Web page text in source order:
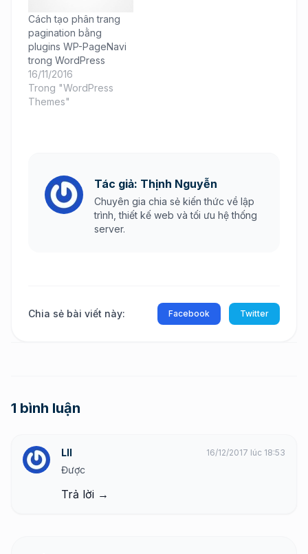
Cách tạo phân trang
pagination bằng
plugins WP-PageNavi
trong WordPress
16/11/2016
Trong "WordPress
Themes"
Tác giả: Thịnh Nguyễn
Chuyên gia chia sẻ kiến thức về lập
trình, thiết kế web và tối ưu hệ thống
server.
Chia sẻ bài viết này: Facebook Twitter
1 bình luận
Lll 16/12/2017 lúc 18:53
Được
Trả lời →